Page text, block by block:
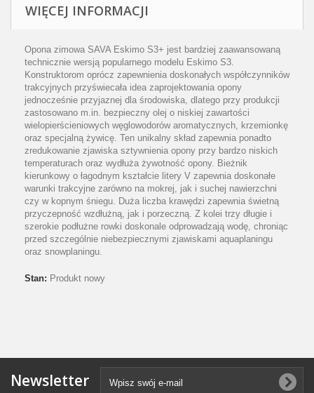
WIĘCEJ INFORMACJI
Opona zimowa SAVA Eskimo S3+ jest bardziej zaawansowaną
technicznie wersją popularnego modelu Eskimo S3.
Konstruktorom oprócz zapewnienia doskonałych współczynników
trakcyjnych przyświecała idea zaprojektowania opony
jednocześnie przyjaznej dla środowiska, dlatego przy produkcji
zastosowano m.in. bezpieczny olej o niskiej zawartości
wielopierścieniowych węglowodorów aromatycznych, krzemionkę
oraz specjalną żywicę. Ten unikalny skład zapewnia ponadto
zredukowanie zjawiska sztywnienia opony przy bardzo niskich
temperaturach oraz wydłuża żywotność opony. Bieżnik
kierunkowy o łagodnym kształcie litery V zapewnia doskonałe
warunki trakcyjne zarówno na mokrej, jak i suchej nawierzchni
czy w kopnym śniegu. Duża liczba krawędzi zapewnia świetną
przyczepność wzdłużną, jak i porzeczną. Z kolei trzy długie i
szerokie podłużne rowki doskonale odprowadzają wodę, chroniąc
przed szczególnie niebezpiecznymi zjawiskami aquaplaningu
oraz snowplaningu.
Stan: Produkt nowy
Newsletter